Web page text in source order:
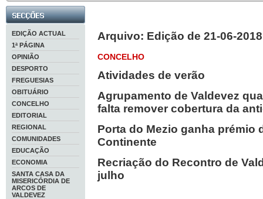
EDIÇÃO ACTUAL
1ª PÁGINA
OPINIÃO
DESPORTO
FREGUESIAS
OBITUÁRIO
CONCELHO
EDITORIAL
REGIONAL
COMUNIDADES
EDUCAÇÃO
ECONOMIA
SANTA CASA DA
MISERICÓRDIA DE
ARCOS DE
VALDEVEZ
Arquivo: Edição de 21-06-2018
CONCELHO
Atividades de verão
Agrupamento de Valdevez
falta remover cobertura da
Porta do Mezio ganha prémio
Continente
Recriação do Recontro de
julho